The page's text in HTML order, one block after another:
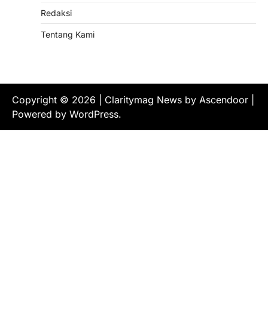
Redaksi
Tentang Kami
Copyright © 2026 | Claritymag News by Ascendoor
Powered by WordPress.